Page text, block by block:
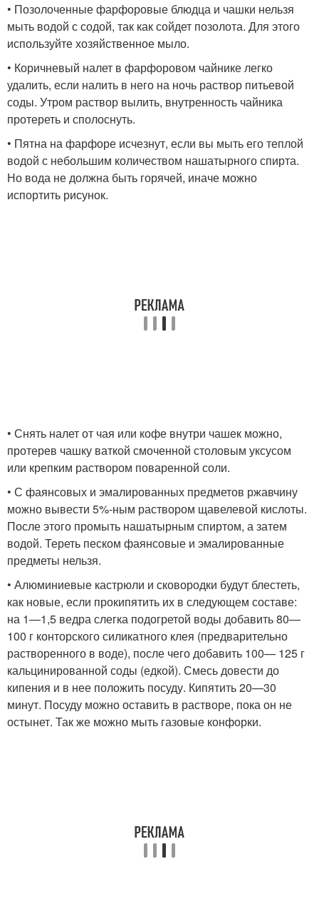
• Позолоченные фарфоровые блюдца и чашки нельзя
мыть водой с содой, так как сойдет позолота. Для этого
используйте хозяйственное мыло.
• Коричневый налет в фарфоровом чайнике легко
удалить, если налить в него на ночь раствор питьевой
соды. Утром раствор вылить, внутренность чайника
протереть и сполоснуть.
• Пятна на фарфоре исчезнут, если вы мыть его теплой
водой с небольшим количеством нашатырного спирта.
Но вода не должна быть горячей, иначе можно
испортить рисунок.
• Снять налет от чая или кофе внутри чашек можно,
протерев чашку ваткой смоченной столовым уксусом
или крепким раствором поваренной соли.
• С фаянсовых и эмалированных предметов ржавчину
можно вывести 5%-ным раствором щавелевой кислоты.
После этого промыть нашатырным спиртом, а затем
водой. Тереть песком фаянсовые и эмалированные
предметы нельзя.
• Алюминиевые кастрюли и сковородки будут блестеть,
как новые, если прокипятить их в следующем составе:
на 1—1,5 ведра слегка подогретой воды добавить 80—
100 г конторского силикатного клея (предварительно
растворенного в воде), после чего добавить 100— 125 г
кальцинированной соды (едкой). Смесь довести до
кипения и в нее положить посуду. Кипятить 20—30
минут. Посуду можно оставить в растворе, пока он не
остынет. Так же можно мыть газовые конфорки.